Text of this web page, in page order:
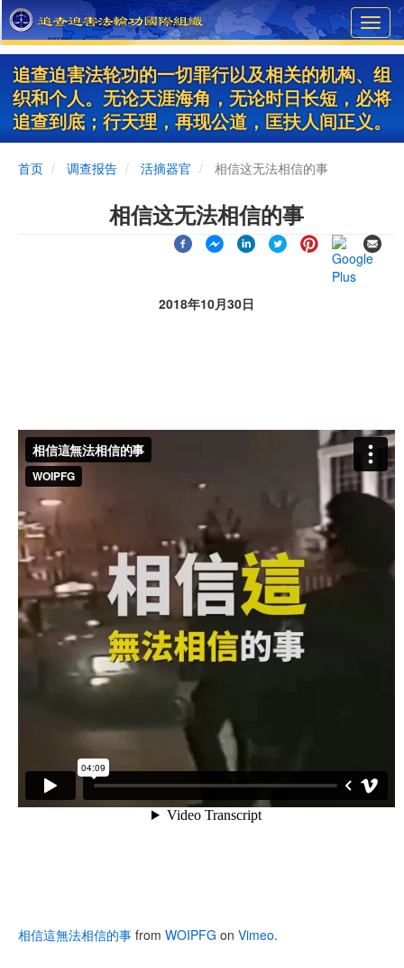
Skip
to
main
content
追查迫害法轮功的一切罪行以及相关的机构、组
织和个人。无论天涯海角，无论时日长短，必将
追查到底；行天理，再现公道，匡扶人间正义。
首页 调查报告 活摘器官 相信这无法相信的事
相信这无法相信的事
2018年10月30日
相信這無法相信的事 from WOIPFG on Vimeo.